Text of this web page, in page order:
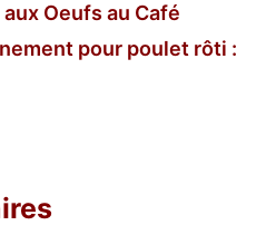
Oeufs au Café
pour poulet rôti :